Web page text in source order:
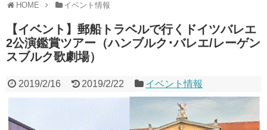
HOME イベント情報
【イベント】郵船トラベルで行くドイツバレエ
2公演鑑賞ツアー（ハンブルク･バレエ/レーゲン
スブルク歌劇場）
2019/2/16 2019/2/22 イベント情報